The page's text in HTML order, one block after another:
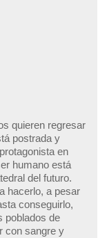
quieren regresar
postrada y
en
humano está
del futuro.
hacerlo, a pesar
conseguirlo,
poblados de
con sangre y